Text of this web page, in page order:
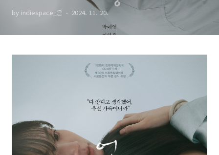
by indiespace_은 2024. 11. 20.